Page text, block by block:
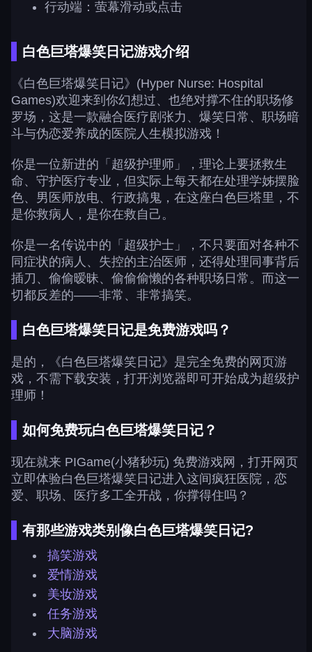
行动端：萤幕滑动或点击
白色巨塔爆笑日记游戏介绍
《白色巨塔爆笑日记》(Hyper Nurse: Hospital
Games)欢迎来到你幻想过、也绝对撑不住的职场修
罗场，这是一款融合医疗剧张力、爆笑日常、职场暗
斗与伪恋爱养成的医院人生模拟游戏！
你是一位新进的「超级护理师」，理论上要拯救生
命、守护医疗专业，但实际上每天都在处理学姊摆脸
色、男医师放电、行政搞鬼，在这座白色巨塔里，不
是你救病人，是你在救自己。
你是一名传说中的「超级护士」，不只要面对各种不
同症状的病人、失控的主治医师，还得处理同事背后
插刀、偷偷暧昧、偷偷偷懒的各种职场日常。而这一
切都反差的——非常、非常搞笑。
白色巨塔爆笑日记是免费游戏吗？
是的，《白色巨塔爆笑日记》是完全免费的网页游
戏，不需下载安装，打开浏览器即可开始成为超级护
理师！
如何免费玩白色巨塔爆笑日记？
现在就来 PIGame(小猪秒玩) 免费游戏网，打开网页
立即体验白色巨塔爆笑日记进入这间疯狂医院，恋
爱、职场、医疗多工全开战，你撑得住吗？
有那些游戏类别像白色巨塔爆笑日记?
搞笑游戏
爱情游戏
美妆游戏
任务游戏
大脑游戏